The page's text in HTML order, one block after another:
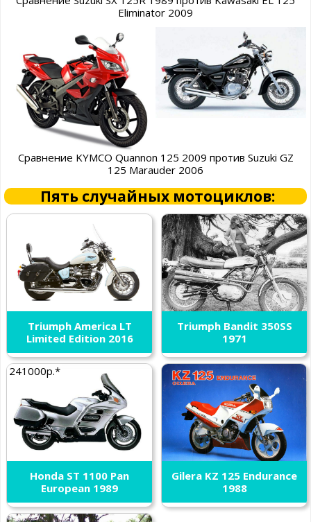
Eliminator 2009
Сравнение KYMCO Quannon 125 2009 против Suzuki GZ
125 Marauder 2006
Пять случайных мотоциклов:
Triumph America LT
Limited Edition 2016
Triumph Bandit 350SS
1971
241000р.*
Honda ST 1100 Pan
European 1989
Gilera KZ 125 Endurance
1988